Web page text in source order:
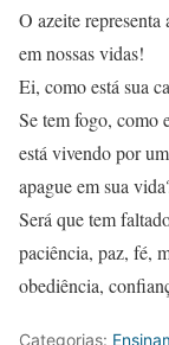
O azeite
em nossas vidas!
Ei, como está sua
Se tem fogo, como
está vivendo por
apague em sua
Será que tem
paciência, paz, fé,
obediência,
Categorias: